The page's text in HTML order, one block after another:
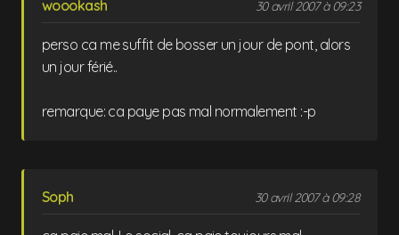
woookash 30 avril 2007 à 09:23
perso ca me suffit de bosser un jour de pont, alors
un jour férié..
remarque: ca paye pas mal normalement :-p
Soph 30 avril 2007 à 09:28